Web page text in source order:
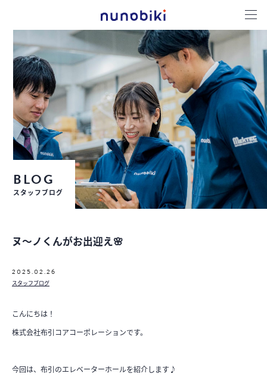
BLOG
スタッフブログ
ヌ～ノくんがお出迎え🌸
2025.02.26
スタッフブログ
こんにちは！
株式会社布引コアコーポレーションです。
今回は、布引のエレベーターホールを紹介します♪